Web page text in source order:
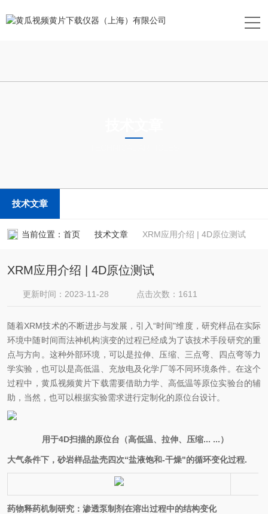
技术文章
当前位置： 首页 技术文章 XRM应用介绍 | 4D原位测试
XRM应用介绍 | 4D原位测试
更新时间：2023-11-28 点击次数：1611
随着XRM技术的不断进步与发展，引入“时间"维度，研究样品在实际
环境中随时间而法神机构演变的过程已经成为了该技术手段研究的重
点与方向。这种外部环境，可以是拉伸、压缩、三点弯、四点弯等力
学实验，也可以是高低温、充放电及化学厂等不同环境条件。在这个
过程中，黄瓜视频黄片下载需要借助力学、高低温等原位实验台的辅
助，当然，也可以根据实验需求进行定制化的原位台设计。
用于4D扫描的原位台（高低温、拉伸、压缩... ...）
大气条件下，砂岩样品盐壳四次“盐液饱和-干燥"的循环变化过程.
药物释药机制研究：渗透泵制剂在溶出过程中的结构变化